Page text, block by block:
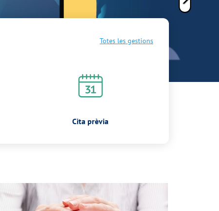
Totes les gestions
Cita prèvia